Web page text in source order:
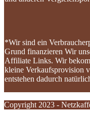
*Wir sind ein
Grund finanzieren Wir
Affiliate Links. Wir
kleine Verkaufsprovision
entstehen dadurch
Copyright 2023 -